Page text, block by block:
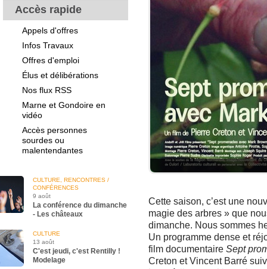
Accès rapide
Appels d'offres
Infos Travaux
Offres d'emploi
Élus et délibérations
Nos flux RSS
Marne et Gondoire en
vidéo
Accès personnes
sourdes ou
malentendantes
CULTURE, RENCONTRES /
CONFÉRENCES
9 août
La conférence du dimanche
- Les châteaux
CULTURE
13 août
C'est jeudi, c'est Rentilly !
Modelage
Cette saison, c’est une
magie des arbres » que
dimanche. Nous sommes
Un programme dense et
film documentaire Sept
Creton et Vincent Barré